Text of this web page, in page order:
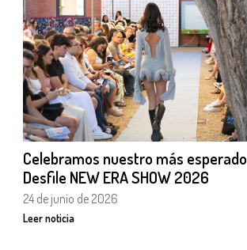
Celebramos nuestro más esperado
Desfile NEW ERA SHOW 2026
24 de junio de 2026
Leer noticia